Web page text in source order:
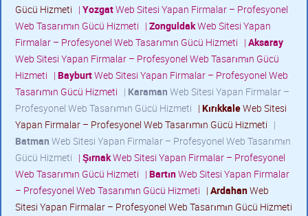
Gücü Hizmeti | YozgatWeb Sitesi Yapan Firmalar – Profesyonel
Web Tasarımın Gücü Hizmeti | ZonguldakWeb Sitesi Yapan
Firmalar – Profesyonel Web Tasarımın Gücü Hizmeti | Aksaray
Web Sitesi Yapan Firmalar – Profesyonel Web Tasarımın Gücü
Hizmeti | BayburtWeb Sitesi Yapan Firmalar – Profesyonel Web
Tasarımın Gücü Hizmeti | Karaman Web Sitesi Yapan Firmalar –
Profesyonel Web Tasarımın Gücü Hizmeti | KırıkkaleWeb Sitesi
Yapan Firmalar – Profesyonel Web Tasarımın Gücü Hizmeti |
Batman Web Sitesi Yapan Firmalar – Profesyonel Web Tasarımın
Gücü Hizmeti | ŞırnakWeb Sitesi Yapan Firmalar – Profesyonel
Web Tasarımın Gücü Hizmeti | BartınWeb Sitesi Yapan Firmalar
– Profesyonel Web Tasarımın Gücü Hizmeti | ArdahanWeb
Sitesi Yapan Firmalar – Profesyonel Web Tasarımın Gücü Hizmeti